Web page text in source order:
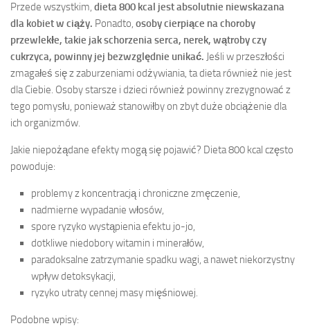
Przede wszystkim, dieta 800 kcal jest absolutnie niewskazana
dla kobiet w ciąży. Ponadto, osoby cierpiące na choroby
przewlekłe, takie jak schorzenia serca, nerek, wątroby czy
cukrzyca, powinny jej bezwzględnie unikać. Jeśli w przeszłości
zmagałeś się z zaburzeniami odżywiania, ta dieta również nie jest
dla Ciebie. Osoby starsze i dzieci również powinny zrezygnować z
tego pomysłu, ponieważ stanowiłby on zbyt duże obciążenie dla
ich organizmów.
Jakie niepożądane efekty mogą się pojawić? Dieta 800 kcal często
powoduje:
problemy z koncentracją i chroniczne zmęczenie,
nadmierne wypadanie włosów,
spore ryzyko wystąpienia efektu jo-jo,
dotkliwe niedobory witamin i minerałów,
paradoksalne zatrzymanie spadku wagi, a nawet niekorzystny
wpływ detoksykacji,
ryzyko utraty cennej masy mięśniowej.
Podobne wpisy: